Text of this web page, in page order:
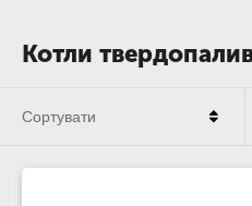
Котли
Сортувати